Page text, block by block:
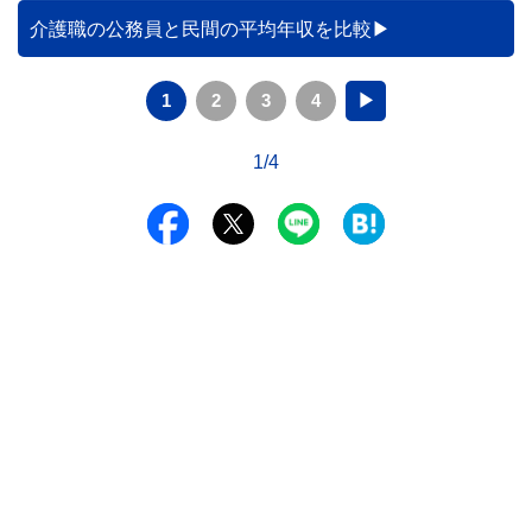
介護職の公務員と民間の平均年収を比較
1 2 3 4 ▶
1/4